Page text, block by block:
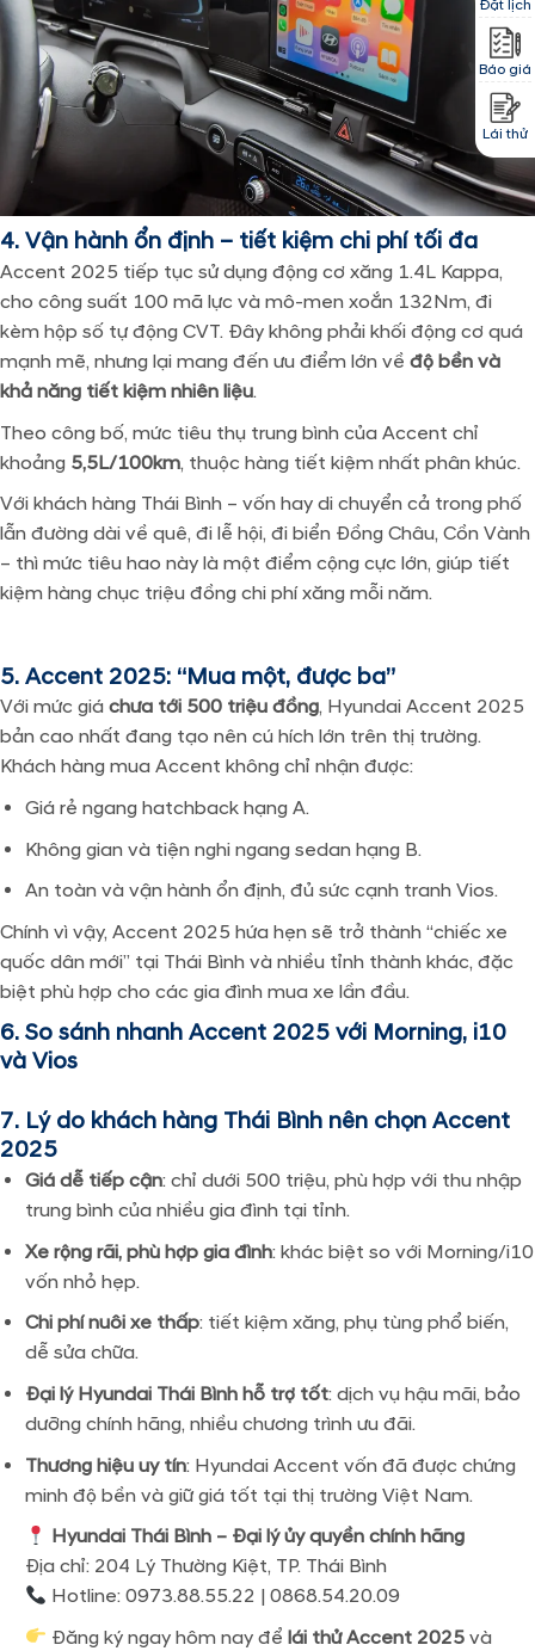
4. Vận hành ổn định – tiết kiệm chi phí tối đa
Accent 2025 tiếp tục sử dụng động cơ xăng 1.4L Kappa,
cho công suất 100 mã lực và mô-men xoắn 132Nm, đi
kèm hộp số tự động CVT. Đây không phải khối động cơ quá
mạnh mẽ, nhưng lại mang đến ưu điểm lớn về độ bền và
khả năng tiết kiệm nhiên liệu.
Theo công bố, mức tiêu thụ trung bình của Accent chỉ
khoảng 5,5L/100km, thuộc hàng tiết kiệm nhất phân khúc.
Với khách hàng Thái Bình – vốn hay di chuyển cả trong phố
lẫn đường dài về quê, đi lễ hội, đi biển Đồng Châu, Cồn Vành
– thì mức tiêu hao này là một điểm cộng cực lớn, giúp tiết
kiệm hàng chục triệu đồng chi phí xăng mỗi năm.
5. Accent 2025: “Mua một, được ba”
Với mức giá chưa tới 500 triệu đồng, Hyundai Accent 2025
bản cao nhất đang tạo nên cú hích lớn trên thị trường.
Khách hàng mua Accent không chỉ nhận được:
Giá rẻ ngang hatchback hạng A.
Không gian và tiện nghi ngang sedan hạng B.
An toàn và vận hành ổn định, đủ sức cạnh tranh Vios.
Chính vì vậy, Accent 2025 hứa hẹn sẽ trở thành “chiếc xe
quốc dân mới” tại Thái Bình và nhiều tỉnh thành khác, đặc
biệt phù hợp cho các gia đình mua xe lần đầu.
6. So sánh nhanh Accent 2025 với Morning, i10
và Vios
7. Lý do khách hàng Thái Bình nên chọn Accent
2025
Giá dễ tiếp cận: chỉ dưới 500 triệu, phù hợp với thu nhập
trung bình của nhiều gia đình tại tỉnh.
Xe rộng rãi, phù hợp gia đình: khác biệt so với Morning/i10
vốn nhỏ hẹp.
Chi phí nuôi xe thấp: tiết kiệm xăng, phụ tùng phổ biến,
dễ sửa chữa.
Đại lý Hyundai Thái Bình hỗ trợ tốt: dịch vụ hậu mãi, bảo
dưỡng chính hãng, nhiều chương trình ưu đãi.
Thương hiệu uy tín: Hyundai Accent vốn đã được chứng
minh độ bền và giữ giá tốt tại thị trường Việt Nam.
Hyundai Thái Bình – Đại lý ủy quyền chính hãng
Địa chỉ: 204 Lý Thường Kiệt, TP. Thái Bình
Hotline: 0973.88.55.22 | 0868.54.20.09
Đăng ký ngay hôm nay đểlái thử Accent 2025 và
Đặt lịch
Báo giá
Lái thử